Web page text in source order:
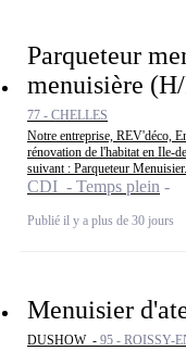
Parqueteur
menuisière
77 - CHELLES
Notre entreprise, REV'déco,
rénovation de l'habitat en Ile-
suivant : Parqueteur Menuisier...
CDI - Temps plein
Publié il y a plus de 30 jours
Menuisier
DUSHOW - 95 - ROISSY-